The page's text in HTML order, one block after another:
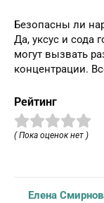
Безопасны ли
Да, уксус и сода
могут вызвать
концентрации.
Рейтинг
( Пока оценок нет )
Елена